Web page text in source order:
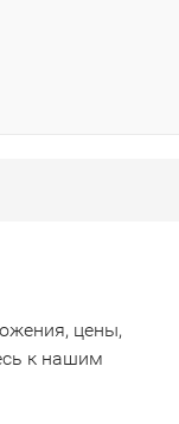
цены,
к нашим